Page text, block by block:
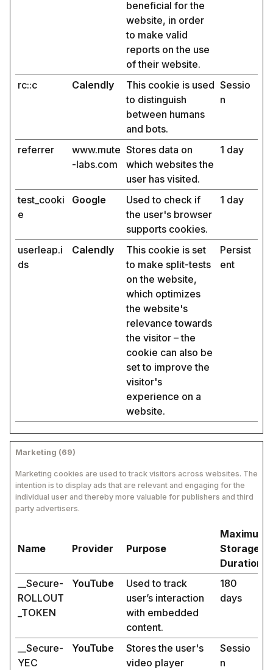
beneficial for the
website, in order
to make valid
reports on the use
of their website.
rc::c Calendly
This cookie is used
to distinguish
between humans
and bots.
Sessio
n
referrer
www.mute
-labs.com
Stores data on
which websites the
user has visited.
1 day
test_cooki
e
Google
Used to check if
the user's browser
supports cookies.
1 day
userleap.i
ds
Calendly
This cookie is set
to make split-tests
on the website,
which optimizes
the website's
relevance towards
the visitor – the
cookie can also be
set to improve the
visitor's
experience on a
website.
Persist
ent
Marketing (69)
Marketing cookies are used to track visitors across websites. The
intention is to display ads that are relevant and engaging for the
individual user and thereby more valuable for publishers and third
party advertisers.
Name Provider Purpose
Maximum
Storage
Duration
__Secure-
ROLLOUT
_TOKEN
YouTube
Used to track
user’s interaction
with embedded
content.
180
days
__Secure-
YEC
YouTube
Stores the user's
video player
Sessio
n